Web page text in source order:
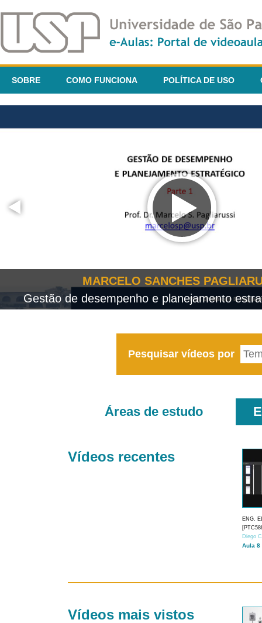
SOBRE COMO FUNCIONA POLÍTICA DE USO
MARCELO SANCHES
Gestão de desempenho e planejamento
Pesquisar vídeos por
Áreas de estudo
Vídeos recentes
ENG.
Diego
Aula 8
Vídeos mais vistos